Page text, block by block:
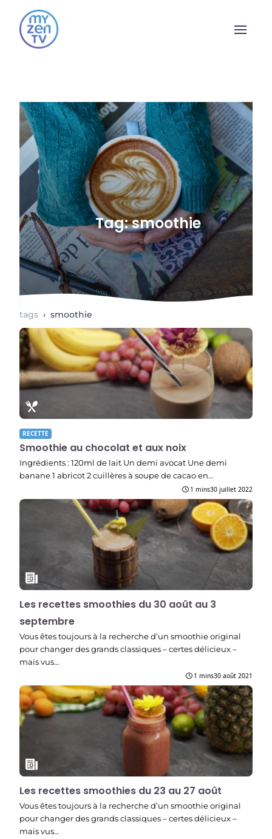
Open
Tag: smoothie
tags › smoothie
RECETTE
Smoothie au chocolat et aux noix
Ingrédients : 120ml de lait Un demi avocat Une demi
banane 1 abricot 2 cuillères à soupe de cacao en…
1 mins30 juillet 2022
Les recettes smoothies du 30 août au 3
septembre
Vous êtes toujours à la recherche d’un smoothie original
pour changer des grands classiques – certes délicieux –
mais vus…
1 mins30 août 2021
Les recettes smoothies du 23 au 27 août
Vous êtes toujours à la recherche d’un smoothie original
pour changer des grands classiques – certes délicieux –
mais vus…